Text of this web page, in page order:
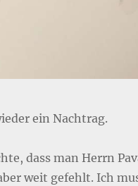
ein Nachtrag.
dass man Herrn
weit gefehlt. Ich